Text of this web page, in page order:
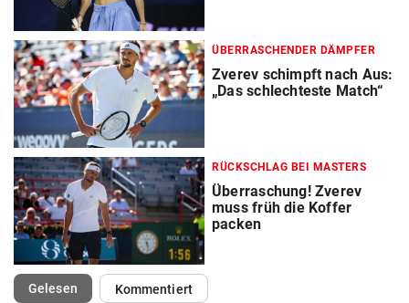
ÜBERRASCHENDER DÄMPFER
Zverev schimpft nach Aus:
„Das schlechteste Match“
RÜCKSCHLAG BEI MASTERS
Überraschung! Zverev
muss früh die Koffer
packen
Gelesen(ausgewählt)Kommentiert